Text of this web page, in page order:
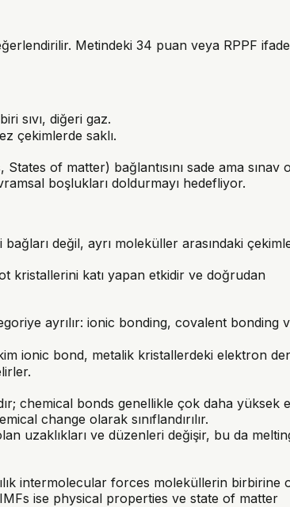
Metindeki 34 puan veya RPPF
sıvı, diğeri gaz.
çekimlerde saklı.
of matter) bağlantısını sade ama sınav
boşlukları doldurmayı hedefliyor.
değil, ayrı moleküller arasındaki
kristallerini katı yapan etkidir ve doğrudan
ayrılır: ionic bonding, covalent bonding
ionic bond, metalik kristallerdeki elektron
chemical bonds genellikle çok daha yüksek
change olarak sınıflandırılır.
uzaklıkları ve düzenleri değişir, bu da
intermolecular forces moleküllerin birbirine
ise physical properties ve state of matter